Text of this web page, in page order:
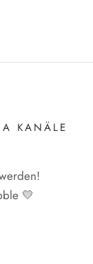
KANÄLE
💛